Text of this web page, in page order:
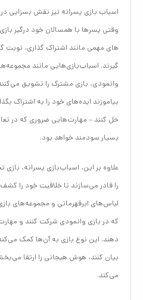
اسباب بازی پسرانه نیز نقش بسزایی
وقتی پسرها با همسالان خود درگیر
های مهمی مانند اشتراک گذاری، نوبت
گیرند. اسباب‌بازی‌هایی مانند
وانمودی، بازی مشترک را تشویق
بیاموزند ایده‌های خود را به اشتراک
حل کنند – مهارت‌هایی ضروری که در
بسیار سودمند خواهد بود.
علاوه بر این، اسباب‌بازی‌ پسرانه،
را قادر می‌سازند تا خلاقیت خود را کشف
لباس‌های ابرقهرمانی و مجموعه‌های
که در بازی وانمودی شرکت کنند و
دهند. این نوع بازی به آن‌ها کمک
بیان کنند، هوش هیجانی را ارتقا
می‌کند.